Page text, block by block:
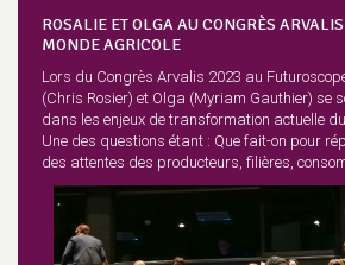
ROSALIE ET OLGA AU CONGRÈS
MONDE AGRICOLE
Lors du Congrès Arvalis 2023 au
(Chris Rosier) et Olga (Myriam Gauthier) se
dans les enjeux de transformation actuelle du
Une des questions étant : Que fait-on pour
des attentes des producteurs, filières,